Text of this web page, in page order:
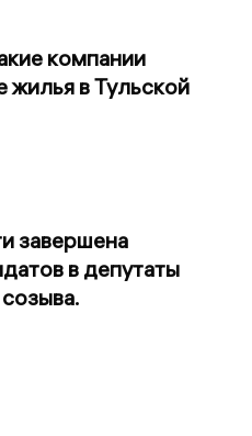
компании
жилья в Тульской
завершена
в депутаты